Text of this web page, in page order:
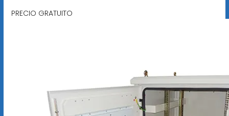
PRECIO GRATUITO